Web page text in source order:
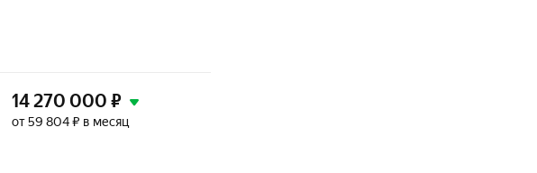
14 270 000 ₽
от 59 804 ₽ в месяц